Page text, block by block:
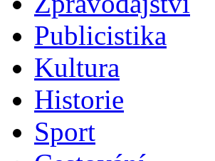
Publicistika
Kultura
Historie
Sport